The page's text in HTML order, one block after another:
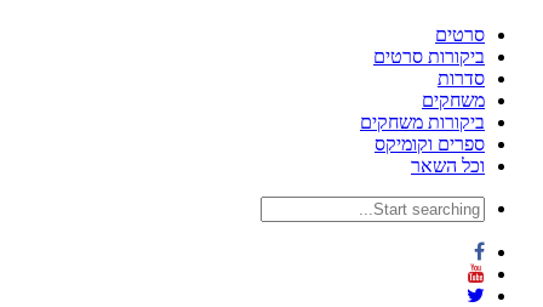
סרטים
ביקורות סרטים
סדרות
משחקים
ביקורות משחקים
ספרים וקומיקס
וכל השאר